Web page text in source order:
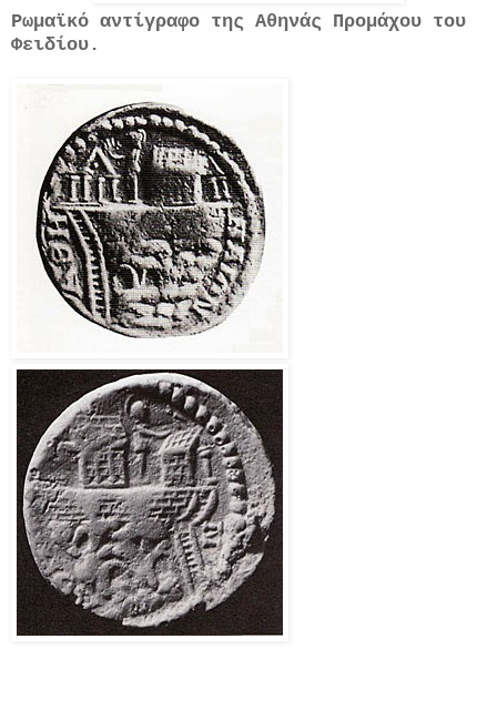
Ρωμαϊκό αντίγραφο της Αθηνάς Προμάχου του
Φειδίου.